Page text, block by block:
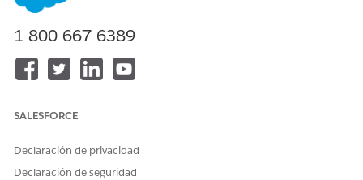
This URL takes you to the Document Generation Process
record page, which lists information that can be helpful for
troubleshooting. Here’s an example Document Generation
Process record page:
1-800-667-6389
SALESFORCE
Declaración de privacidad
Declaración de seguridad